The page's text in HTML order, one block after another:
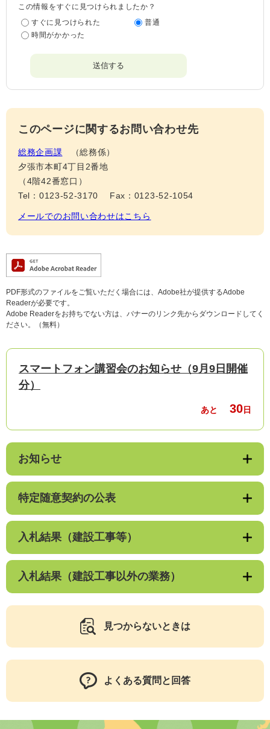
この情報をすぐに見つけられましたか？
すぐに見つけられた
普通
時間がかかった
このページに関するお問い合わせ先
総務企画課
総務係
夕張市本町4丁目2番地
（4階42番窓口）
Tel：0123-52-3170
Fax：0123-52-1054
メールでのお問い合わせはこちら
PDF形式のファイルをご覧いただく場合には、Adobe社が提供するAdobe
Readerが必要です。
Adobe Readerをお持ちでない方は、バナーのリンク先からダウンロードしてく
ださい。（無料）
スマートフォン講習会のお知らせ（9月9日開催
分）
あと 30日
お知らせ
特定随意契約の公表
入札結果（建設工事等）
入札結果（建設工事以外の業務）
見つからないときは
よくある質問と回答